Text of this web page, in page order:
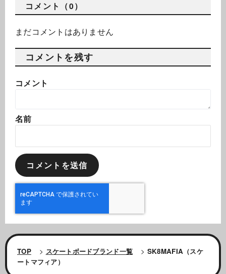
コメント（0）
まだコメントはありません
コメントを残す
コメント
名前
TOP > スケートボードブランド一覧 > SK8MAFIA（スケ
ートマフィア）